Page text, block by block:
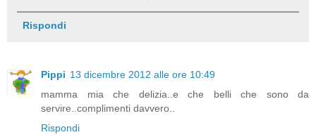
Rispondi
Pippi 13 dicembre 2012 alle ore 10:49
mamma mia che delizia..e che belli che sono da
servire..complimenti davvero..
Rispondi